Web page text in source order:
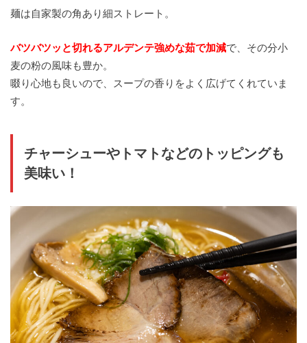
麺は自家製の角あり細ストレート。
バツバツッと切れるアルデンテ強めな茹で加減で、その分小
麦の粉の風味も豊か。
啜り心地も良いので、スープの香りをよく広げてくれていま
す。
チャーシューやトマトなどのトッピングも
美味い！